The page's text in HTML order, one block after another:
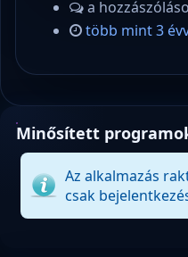
a
több mint 3
Minősített
Az alkalmazás
csak